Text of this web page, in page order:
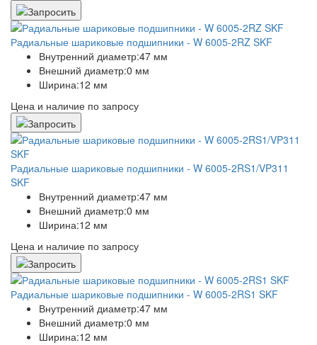
Радиальные шариковые подшипники - W 6005-2RZ SKF
Внутренний диаметр:47 мм
Внешний диаметр:0 мм
Ширина:12 мм
Цена и наличие по запросу
Радиальные шариковые подшипники - W 6005-2RS1/VP311
SKF
Внутренний диаметр:47 мм
Внешний диаметр:0 мм
Ширина:12 мм
Цена и наличие по запросу
Радиальные шариковые подшипники - W 6005-2RS1 SKF
Внутренний диаметр:47 мм
Внешний диаметр:0 мм
Ширина:12 мм